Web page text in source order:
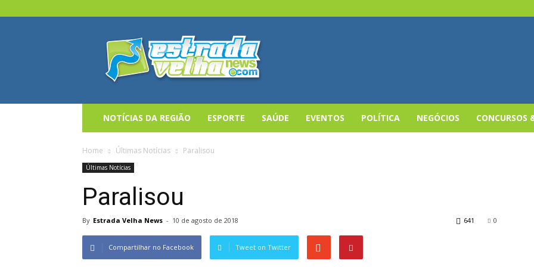
Estrada
Velha
News
NOTÍCIAS DA REGIÃO ESPORTE SAÚDE EVENTOS POLÍTICA NEGÓCIOS CONCURSOS
Home Últimas Notícias Paralisou
Últimas Notícias
Paralisou
By Estrada Velha News - 10 de agosto de 2018 0
641
Compartilhar no Facebook Tweet on Twitter